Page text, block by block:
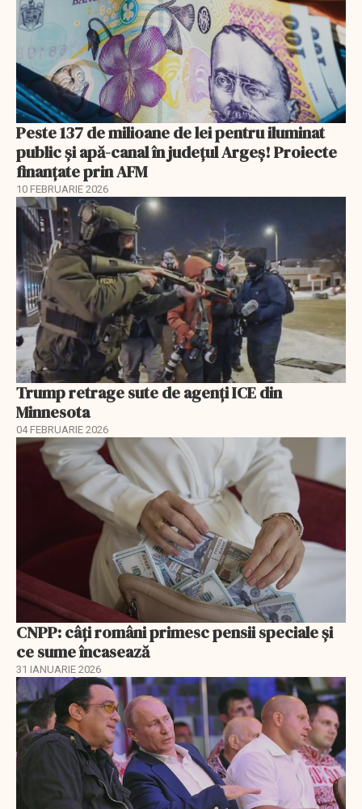
Peste 137 de milioane de lei pentru iluminat
public și apă-canal în județul Argeș! Proiecte
finanțate prin AFM
10 FEBRUARIE 2026
Trump retrage sute de agenți ICE din
Minnesota
04 FEBRUARIE 2026
CNPP: câți români primesc pensii speciale și
ce sume încasează
31 IANUARIE 2026